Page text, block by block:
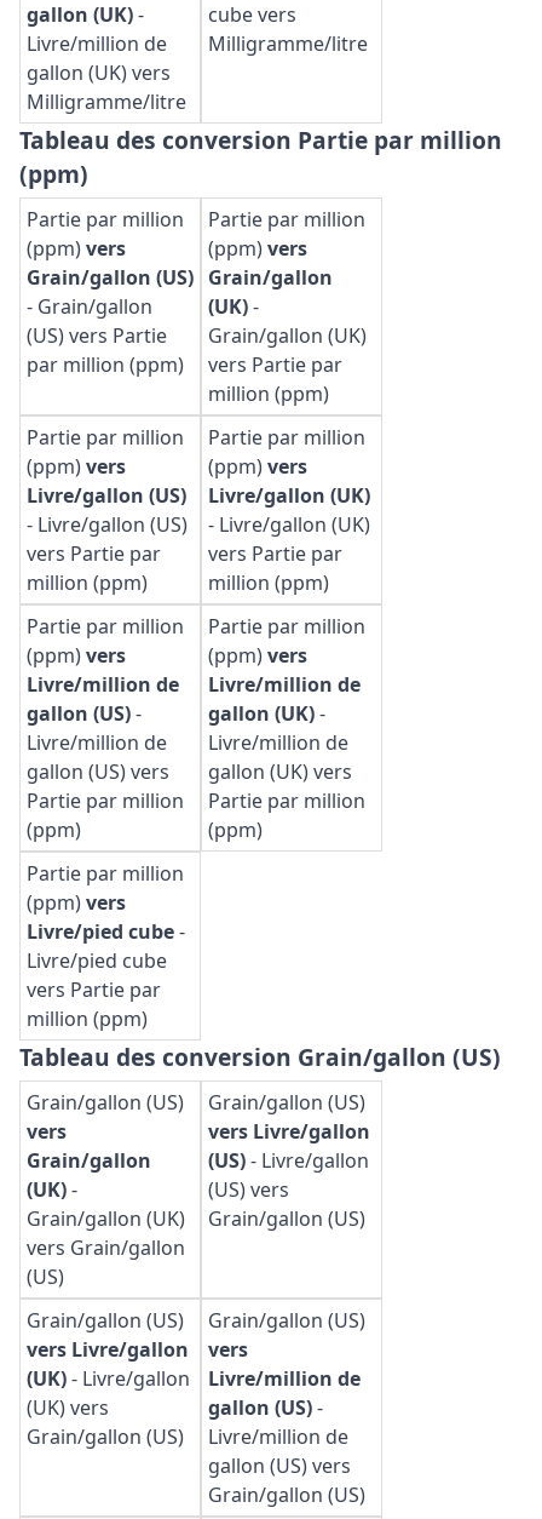
gallon (UK)-
Livre/million de
gallon (UK) vers
Milligramme/litre
cube vers
Milligramme/litre
Tableau des conversion Partie par million
(ppm)
Partie par million
(ppm)vers
Grain/gallon (US)
- Grain/gallon
(US) vers Partie
par million (ppm)
Partie par million
(ppm)vers
Grain/gallon
(UK)-
Grain/gallon (UK)
vers Partie par
million (ppm)
Partie par million
(ppm)vers
Livre/gallon (US)
- Livre/gallon (US)
vers Partie par
million (ppm)
Partie par million
(ppm)vers
Livre/gallon (UK)
- Livre/gallon (UK)
vers Partie par
million (ppm)
Partie par million
(ppm)vers
Livre/million de
gallon (US)-
Livre/million de
gallon (US) vers
Partie par million
(ppm)
Partie par million
(ppm)vers
Livre/million de
gallon (UK)-
Livre/million de
gallon (UK) vers
Partie par million
(ppm)
Partie par million
(ppm)vers
Livre/pied cube-
Livre/pied cube
vers Partie par
million (ppm)
Tableau des conversion Grain/gallon (US)
Grain/gallon (US)
vers
Grain/gallon
(UK)-
Grain/gallon (UK)
vers Grain/gallon
(US)
Grain/gallon (US)
vers Livre/gallon
(US)- Livre/gallon
(US) vers
Grain/gallon (US)
Grain/gallon (US)
vers Livre/gallon
(UK)- Livre/gallon
(UK) vers
Grain/gallon (US)
Grain/gallon (US)
vers
Livre/million de
gallon (US)-
Livre/million de
gallon (US) vers
Grain/gallon (US)